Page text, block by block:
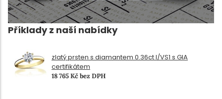
Příklady z naší nabídky
zlatý prsten s diamantem 0.36ct I/VS1 s GIA
certifikátem
18 765 Kč bez DPH